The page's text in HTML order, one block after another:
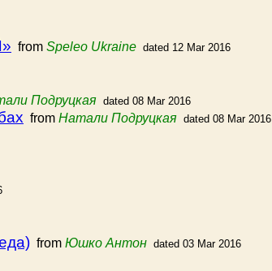
from Speleo Ukraine dated 12 Mar 2016
Подруцкая dated 08 Mar 2016
from Натали Подруцкая dated 08 Mar 2016
from Юшко Антон dated 03 Mar 2016